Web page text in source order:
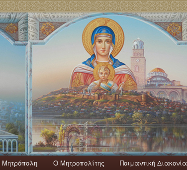
Mητρόπολη Ο Mητροπολίτης Ποιμαντική Διακονία